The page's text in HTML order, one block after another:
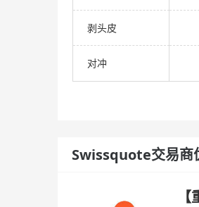
剥头皮
对冲
Swissquote交易商